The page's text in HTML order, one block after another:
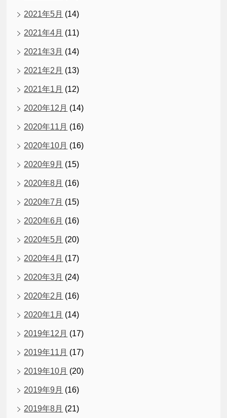
2021年5月 (14)
2021年4月 (11)
2021年3月 (14)
2021年2月 (13)
2021年1月 (12)
2020年12月 (14)
2020年11月 (16)
2020年10月 (16)
2020年9月 (15)
2020年8月 (16)
2020年7月 (15)
2020年6月 (16)
2020年5月 (20)
2020年4月 (17)
2020年3月 (24)
2020年2月 (16)
2020年1月 (14)
2019年12月 (17)
2019年11月 (17)
2019年10月 (20)
2019年9月 (16)
2019年8月 (21)